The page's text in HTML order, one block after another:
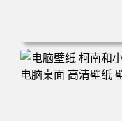
电脑壁纸 动漫 兔子
林 蓝天 4k壁纸 电脑